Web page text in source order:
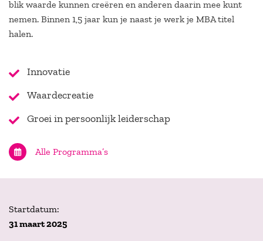
blik waarde kunnen creëren en anderen daarin mee kunt
nemen. Binnen 1,5 jaar kun je naast je werk je MBA titel
halen.
Innovatie
Waardecreatie
Groei in persoonlijk leiderschap
Alle Programma’s
Startdatum:
31 maart 2025